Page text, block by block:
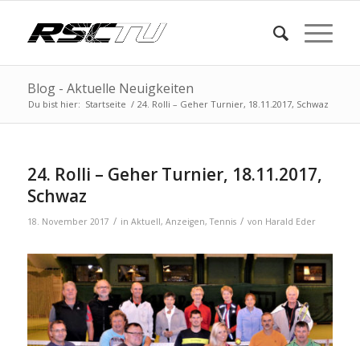
Blog - Aktuelle Neuigkeiten
Du bist hier: Startseite / 24. Rolli – Geher Turnier, 18.11.2017, Schwaz
24. Rolli – Geher Turnier, 18.11.2017,
Schwaz
18. November 2017 / in Aktuell, Anzeigen,Tennis / von Harald Eder